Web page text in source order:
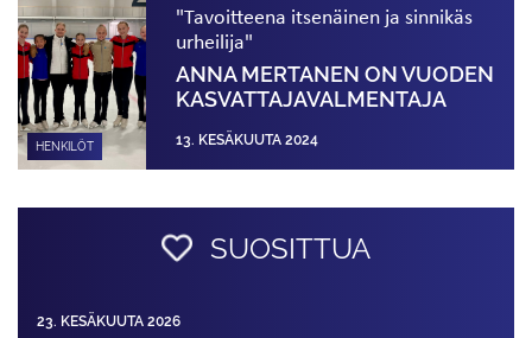
HENKILÖT
"Tavoitteena itsenäinen ja sinnikäs
urheilija"
ANNA MERTANEN ON VUODEN
KASVATTAJA­VALMENTAJA
13. KESÄKUUTA 2024
SUOSITTUA
23. KESÄKUUTA 2026